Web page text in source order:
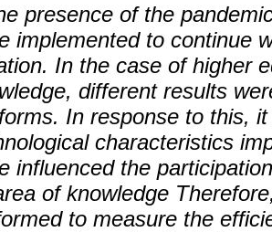
presence of the
implemented to continue
In the case of higher
different results
In response to this,
characteristics
influenced the
of knowledge
to measure the